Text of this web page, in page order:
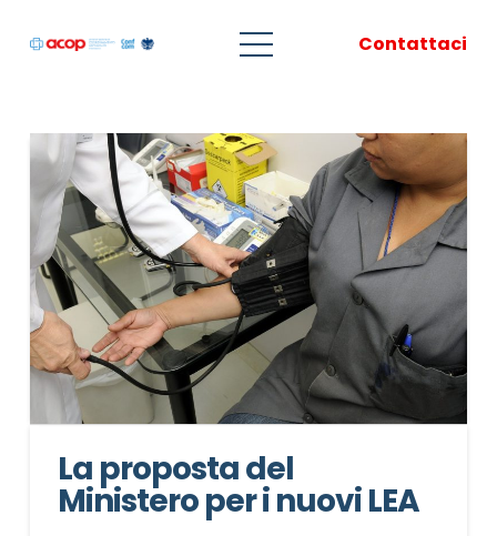
Contattaci
La proposta del
Ministero per i nuovi LEA